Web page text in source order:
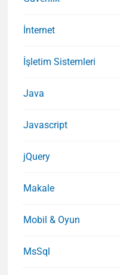
İnternet
İşletim Sistemleri
Java
Javascript
jQuery
Makale
Mobil & Oyun
MsSql